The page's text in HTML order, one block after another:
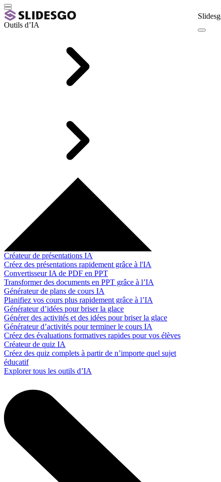
Outils d’IA
Créateur de présentations IA
Créez des présentations rapidement grâce à l'IA
Convertisseur IA de PDF en PPT
Transformer des documents en PPT grâce à l’IA
Générateur de plans de cours IA
Planifiez vos cours plus rapidement grâce à l’IA
Générateur d’idées pour briser la glace
Générer des activités et des idées pour briser la glace
Générateur d’activités pour terminer le cours IA
Créez des évaluations formatives rapides pour vos élèves
Créateur de quiz IA
Créez des quiz complets à partir de n’importe quel sujet
éducatif
Explorer tous les outils d’IA